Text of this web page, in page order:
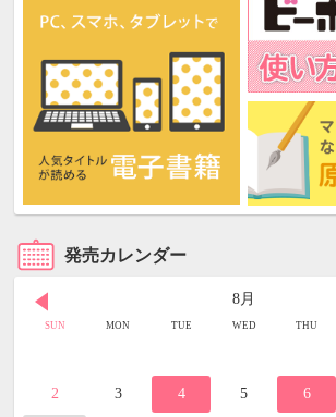
発売カレンダー
8月
SUN MON TUE WED THU
2 3 4 5 6